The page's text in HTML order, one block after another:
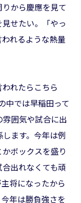
から慶應を見て
せたい。「やっ
れるような熱量
れたらこちら
中では早稲田って
囲気や試合に出
ます。今年は例
ボックスを盛り
出れなくても頑
将になったから
年は勝負強さを